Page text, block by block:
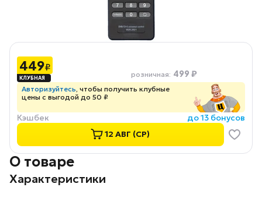
449₽
розничная: 499 ₽
Авторизуйтесь, чтобы получить клубные
цены с выгодой до 50 ₽
Кэшбек
до 13 бонусов
12 АВГ (СР)
О товаре
Характеристики